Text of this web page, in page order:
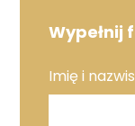
Wypełnij
Imię i